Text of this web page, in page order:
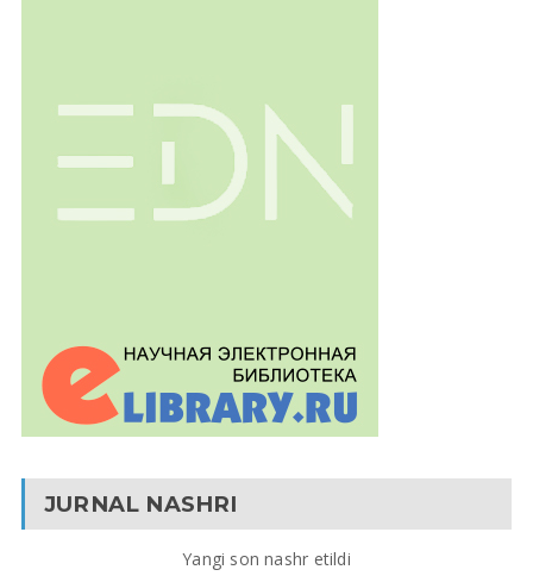
JURNAL NASHRI
Yangi son nashr etildi